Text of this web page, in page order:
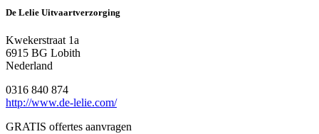
De Lelie Uitvaartverzorging
Kwekerstraat 1a
6915 BG Lobith
Nederland
0316 840 874
http://www.de-lelie.com/
GRATIS offertes aanvragen